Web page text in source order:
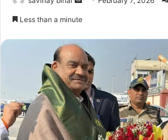
Less than a minute